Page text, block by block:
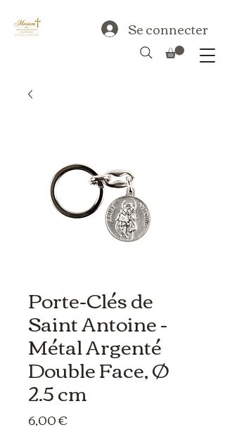
Se connecter
Porte-Clés de
Saint Antoine -
Métal Argenté
Double Face, Ø
2.5 cm
6,00 €Prix